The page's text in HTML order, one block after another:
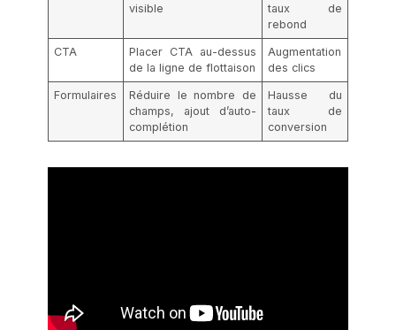
visible
taux de
rebond
CTA
Placer CTA au-dessus
de la ligne de flottaison
Augmentation
des clics
Formulaires
Réduire le nombre de
champs, ajout d’auto-
complétion
Hausse du
taux de
conversion